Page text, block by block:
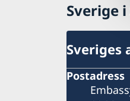
Sverige
Sveriges
Postadress